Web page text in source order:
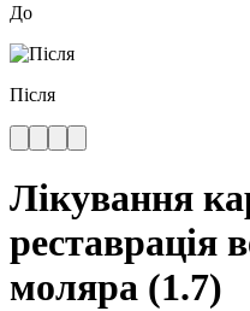
До
Після
Лікування
реставрація
моляра (1.7)